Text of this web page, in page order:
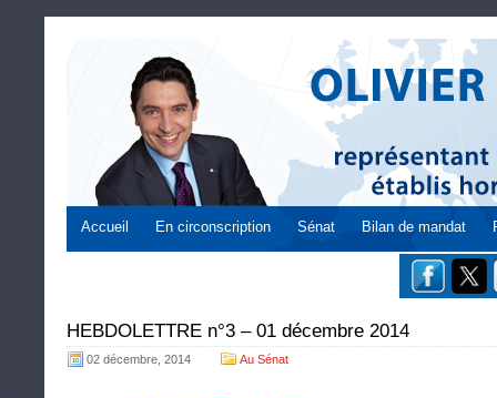
Accueil En circonscription Sénat Bilan de mandat
HEBDOLETTRE n°3 – 01 décembre 2014
02 décembre, 2014 Au Sénat